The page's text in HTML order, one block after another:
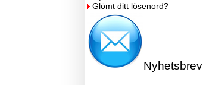
Glömt ditt lösenord?
Nyhetsbrev